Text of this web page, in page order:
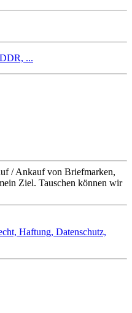
...
/ Ankauf von Briefmarken,
Ziel. Tauschen können wir
Haftung, Datenschutz,